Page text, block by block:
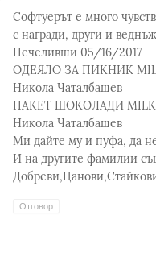
Софтуерът е много
с награди, други и
Печеливши 05/16/2017
ОДЕЯЛО ЗА ПИКНИК
Никола Чаталбашев
ПАКЕТ ШОКОЛАДИ
Никола Чаталбашев
Ми дайте му и пуфа, да
И на другите фамилии
Отговор